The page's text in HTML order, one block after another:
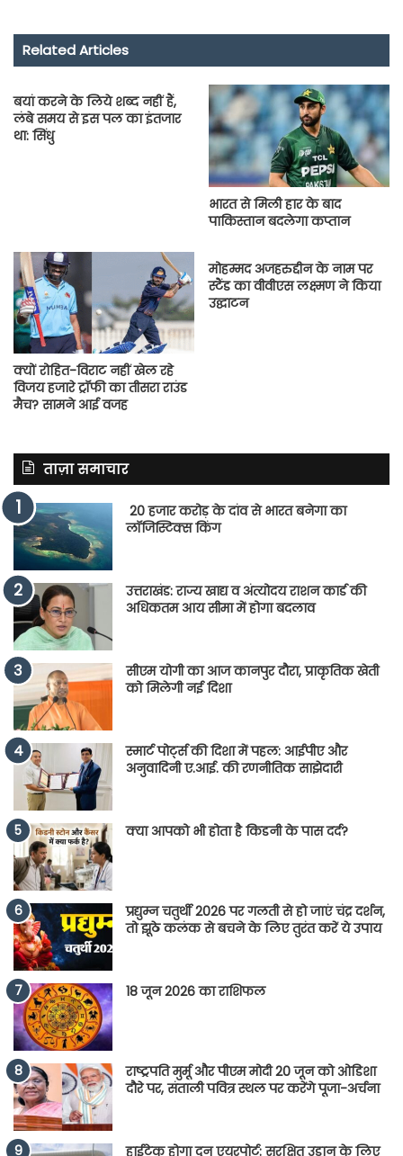
Related Articles
बयां करने के लिये शब्द नहीं हैं,
लंबे समय से इस पल का इंतजार
था: सिंधु
भारत से मिली हार के बाद
पाकिस्तान बदलेगा कप्तान
क्यों रोहित-विराट नहीं खेल रहे
विजय हजारे ट्रॉफी का तीसरा राउंड
मैच? सामने आई वजह
मोहम्‍मद अजहरुद्दीन के नाम पर
स्‍टैंड का वीवीएस लक्ष्‍मण ने किया
उद्घाटन
ताज़ा समाचार
20 हजार करोड़ के दांव से भारत बनेगा का
लॉजिस्टिक्स किंग
उत्तराखंड: राज्य खाद्य व अंत्योदय राशन कार्ड की
अधिकतम आय सीमा में होगा बदलाव
सीएम योगी का आज कानपुर दौरा, प्राकृतिक खेती
को मिलेगी नई दिशा
स्मार्ट पोर्ट्स की दिशा में पहल: आईपीए और
अनुवादिनी ए.आई. की रणनीतिक साझेदारी
क्या आपको भी होता है किडनी के पास दर्द?
प्रद्युम्न चतुर्थी 2026 पर गलती से हो जाएं चंद्र दर्शन,
तो झूठे कलंक से बचने के लिए तुरंत करें ये उपाय
18 जून 2026 का राशिफल
राष्ट्रपति मुर्मू और पीएम मोदी 20 जून को ओडिशा
दौरे पर, संताली पवित्र स्थल पर करेंगे पूजा-अर्चना
हाईटेक होगा दून एयरपोर्ट: सुरक्षित उड़ान के लिए